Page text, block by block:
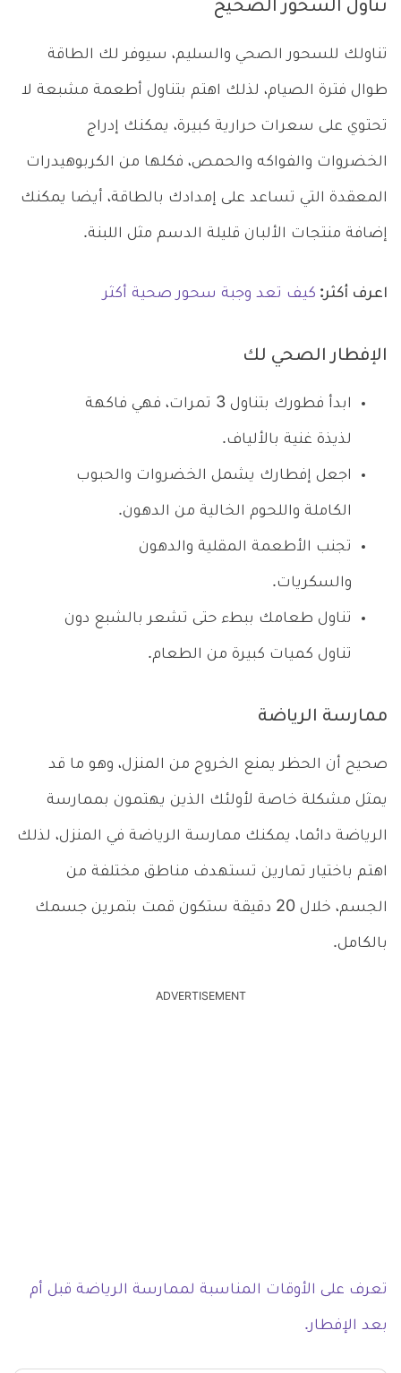
تناول السحور الصحيح
تناولك للسحور الصحي والسليم، سيوفر لك الطاقة
طوال فترة الصيام، لذلك اهتم بتناول أطعمة مشبعة لا
تحتوي على سعرات حرارية كبيرة، يمكنك إدراج
الخضروات والفواكه والحمص، فكلها من الكربوهيدرات
المعقدة التي تساعد على إمدادك بالطاقة، أيضا يمكنك
إضافة منتجات الألبان قليلة الدسم مثل اللبنة.
اعرف أكثر: كيف تعد وجبة سحور صحية أكثر
الإفطار الصحي لك
ابدأ فطورك بتناول 3 تمرات، فهي فاكهة
لذيذة غنية بالألياف.
اجعل إفطارك يشمل الخضروات والحبوب
الكاملة واللحوم الخالية من الدهون.
تجنب الأطعمة المقلية والدهون
والسكريات.
تناول طعامك ببطء حتى تشعر بالشبع دون
تناول كميات كبيرة من الطعام.
ممارسة الرياضة
صحيح أن الحظر يمنع الخروج من المنزل، وهو ما قد
يمثل مشكلة خاصة لأولئك الذين يهتمون بممارسة
الرياضة دائما، يمكنك ممارسة الرياضة في المنزل، لذلك
اهتم باختيار تمارين تستهدف مناطق مختلفة من
الجسم، خلال 20 دقيقة ستكون قمت بتمرين جسمك
بالكامل.
ADVERTISEMENT
تعرف على الأوقات المناسبة لممارسة الرياضة قبل أم
بعد الإفطار.